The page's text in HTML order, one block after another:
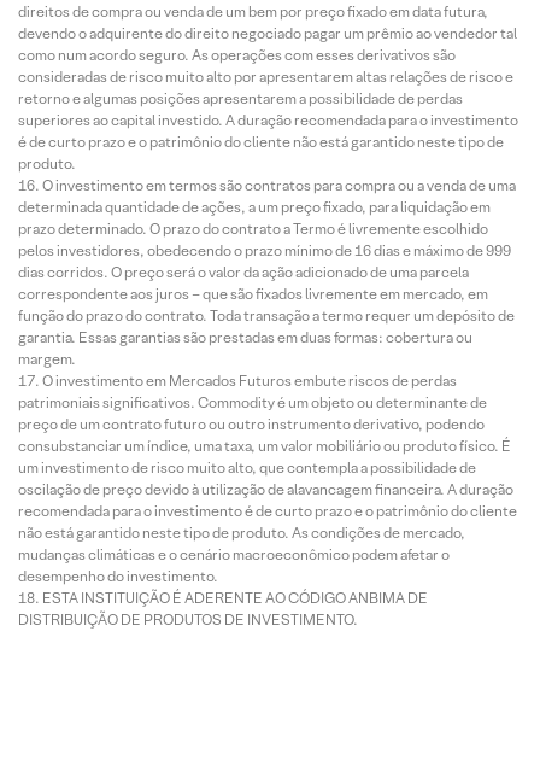
direitos de compra ou venda de um bem por preço fixado em data futura,
devendo o adquirente do direito negociado pagar um prêmio ao vendedor tal
como num acordo seguro. As operações com esses derivativos são
consideradas de risco muito alto por apresentarem altas relações de risco e
retorno e algumas posições apresentarem a possibilidade de perdas
superiores ao capital investido. A duração recomendada para o investimento
é de curto prazo e o patrimônio do cliente não está garantido neste tipo de
produto.
O investimento em termos são contratos para compra ou a venda de uma
determinada quantidade de ações, a um preço fixado, para liquidação em
prazo determinado. O prazo do contrato a Termo é livremente escolhido
pelos investidores, obedecendo o prazo mínimo de 16 dias e máximo de 999
dias corridos. O preço será o valor da ação adicionado de uma parcela
correspondente aos juros – que são fixados livremente em mercado, em
função do prazo do contrato. Toda transação a termo requer um depósito de
garantia. Essas garantias são prestadas em duas formas: cobertura ou
margem.
O investimento em Mercados Futuros embute riscos de perdas
patrimoniais significativos. Commodity é um objeto ou determinante de
preço de um contrato futuro ou outro instrumento derivativo, podendo
consubstanciar um índice, uma taxa, um valor mobiliário ou produto físico. É
um investimento de risco muito alto, que contempla a possibilidade de
oscilação de preço devido à utilização de alavancagem financeira. A duração
recomendada para o investimento é de curto prazo e o patrimônio do cliente
não está garantido neste tipo de produto. As condições de mercado,
mudanças climáticas e o cenário macroeconômico podem afetar o
desempenho do investimento.
ESTA INSTITUIÇÃO É ADERENTE AO CÓDIGO ANBIMA DE
DISTRIBUIÇÃO DE PRODUTOS DE INVESTIMENTO.